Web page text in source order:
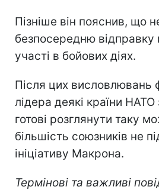
Пізніше він пояснив, що
безпосередню відправку
участі в бойових діях.
Після цих висловлювань
лідера деякі країни
готові розглянути таку
більшість союзників не
ініціативу Макрона.
Термінові та важливі